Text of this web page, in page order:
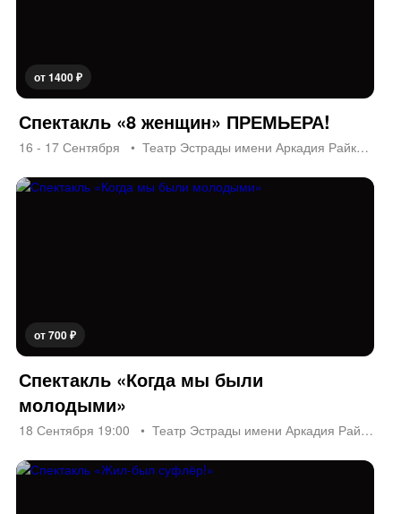
от 1400 ₽
Спектакль «8 женщин» ПРЕМЬЕРА!
16 - 17 Сентября Театр Эстрады имени Аркадия Райкина
от 700 ₽
Спектакль «Когда мы были
молодыми»
18 Сентября 19:00 Театр Эстрады имени Аркадия Райкина